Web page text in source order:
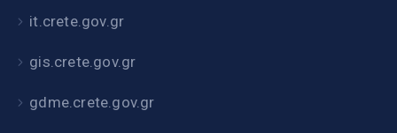
it.crete.gov.gr
gis.crete.gov.gr
gdme.crete.gov.gr